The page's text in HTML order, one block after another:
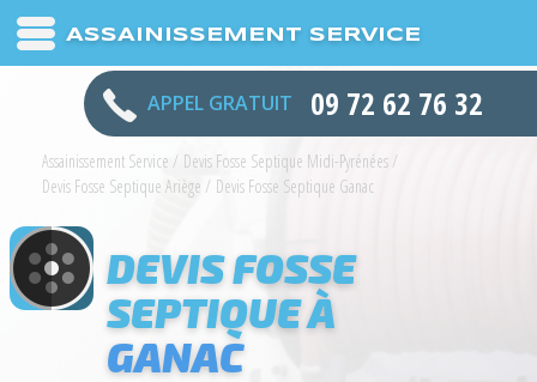
ASSAINISSEMENT SERVICE
APPEL GRATUIT 09 72 62 76 32
Assainissement Service / Devis Fosse Septique Midi-Pyrénées /
Devis Fosse Septique Ariège / Devis Fosse Septique Ganac
DEVIS FOSSE
SEPTIQUE À
GANAC